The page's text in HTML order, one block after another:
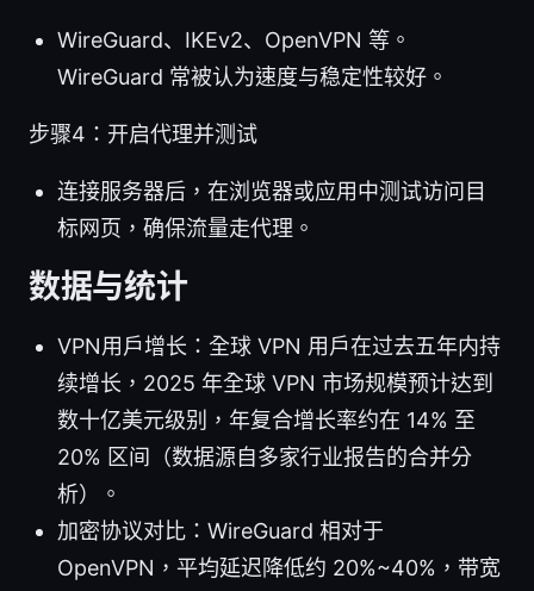
WireGuard、IKEv2、OpenVPN 等。
WireGuard 常被认为速度与稳定性较好。
步骤4：开启代理并测试
连接服务器后，在浏览器或应用中测试访问目
标网页，确保流量走代理。
数据与统计
VPN用户增长：全球 VPN 用户在过去五年内持
续增长，2025 年全球 VPN 市场规模预计达到
数十亿美元级别，年复合增长率约在 14% 至
20% 区间（数据源自多家行业报告的合并分
析）。
加密协议对比：WireGuard 相对于
OpenVPN，平均延迟降低约 20%~40%，带宽